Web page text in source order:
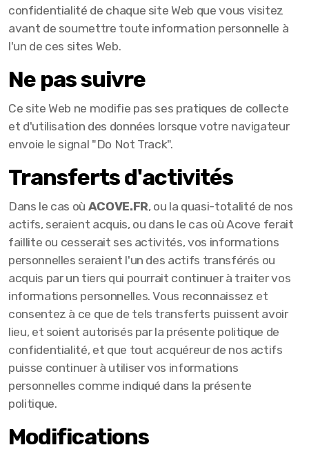
confidentialité de chaque site Web que vous visitez
avant de soumettre toute information personnelle à
l'un de ces sites Web.
Ne pas suivre
Ce site Web ne modifie pas ses pratiques de collecte
et d'utilisation des données lorsque votre navigateur
envoie le signal "Do Not Track".
Transferts d'activités
Dans le cas où ACOVE.FR, ou la quasi-totalité de nos
actifs, seraient acquis, ou dans le cas où Acove ferait
faillite ou cesserait ses activités, vos informations
personnelles seraient l'un des actifs transférés ou
acquis par un tiers qui pourrait continuer à traiter vos
informations personnelles. Vous reconnaissez et
consentez à ce que de tels transferts puissent avoir
lieu, et soient autorisés par la présente politique de
confidentialité, et que tout acquéreur de nos actifs
puisse continuer à utiliser vos informations
personnelles comme indiqué dans la présente
politique.
Modifications